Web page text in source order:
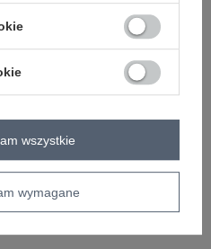
wymagane
wszystkie